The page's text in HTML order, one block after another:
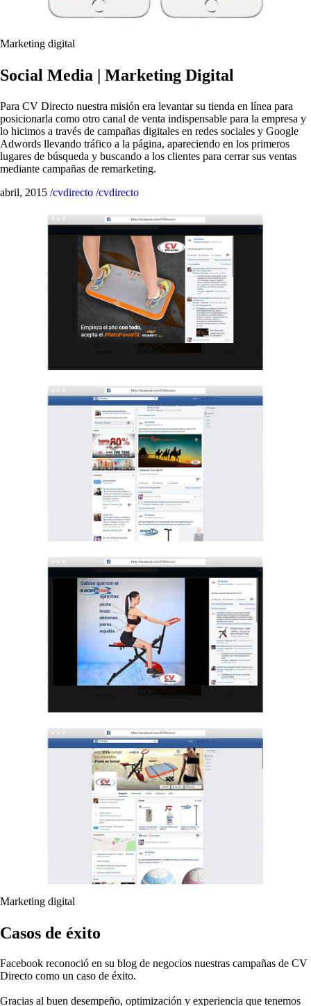
Marketing digital
Social Media | Marketing Digital
Para CV Directo nuestra misión era levantar su tienda en línea para
posicionarla como otro canal de venta indispensable para la empresa y
lo hicimos a través de campañas digitales en redes sociales y Google
Adwords llevando tráfico a la página, apareciendo en los primeros
lugares de búsqueda y buscando a los clientes para cerrar sus ventas
mediante campañas de remarketing.
abril, 2015 /cvdirecto /cvdirecto
Marketing digital
Casos de éxito
Facebook reconoció en su blog de negocios nuestras campañas de CV
Directo como un caso de éxito.
Gracias al buen desempeño, optimización y experiencia que tenemos